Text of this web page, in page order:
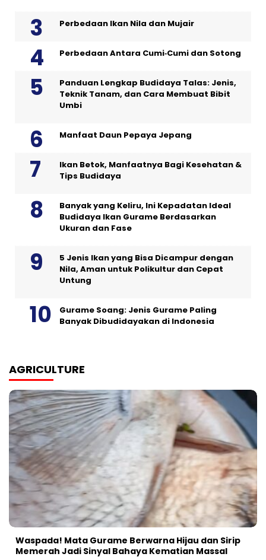
Perbedaan Ikan Nila dan Mujair
Perbedaan Antara Cumi‑Cumi dan Sotong
Panduan Lengkap Budidaya Talas: Jenis,
Teknik Tanam, dan Cara Membuat Bibit
Umbi
Manfaat Daun Pepaya Jepang
Ikan Betok, Manfaatnya Bagi Kesehatan &
Tips Budidaya
Banyak yang Keliru, Ini Kepadatan Ideal
Budidaya Ikan Gurame Berdasarkan
Ukuran dan Fase
5 Jenis Ikan yang Bisa Dicampur dengan
Nila, Aman untuk Polikultur dan Cepat
Untung
Gurame Soang: Jenis Gurame Paling
Banyak Dibudidayakan di Indonesia
AGRICULTURE
Waspada! Mata Gurame Berwarna Hijau dan Sirip
Memerah Jadi Sinyal Bahaya Kematian Massal